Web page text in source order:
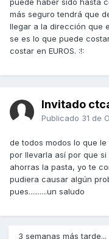
puede haber sido hasta
más seguro tendrá que
llegar a la dirección que
se es lo que puede
costar en EUROS. :!:
Invitado
Publicado 31 de
de todos modos lo que
por llevarla así por que
ahorras la pasta, yo te
pudiera causar algún
pues..........un saludo
3 semanas más tarde...